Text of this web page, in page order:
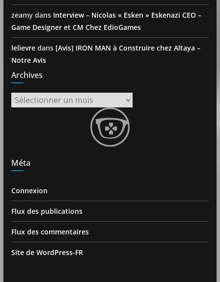
zeamydans Interview – Nicolas « Esken » Eskenazi CEO –
Game Designer et CM Chez EdioGames
lelievredans [Avis] IRON MAN à Construire chez Altaya –
Notre Avis
Archives
Archives
Méta
Connexion
Flux des publications
Flux des commentaires
Site de WordPress-FR